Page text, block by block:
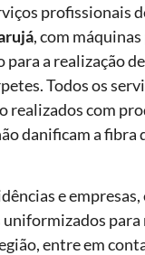
profissionais
, com
a realização
Todos os
realizados com
danificam a fibra
e
para
entre em